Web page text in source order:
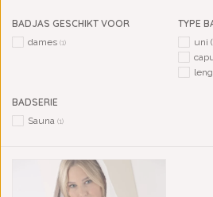
BADJAS GESCHIKT VOOR
dames (1)
TYPE
uni
BADSERIE
Sauna (1)